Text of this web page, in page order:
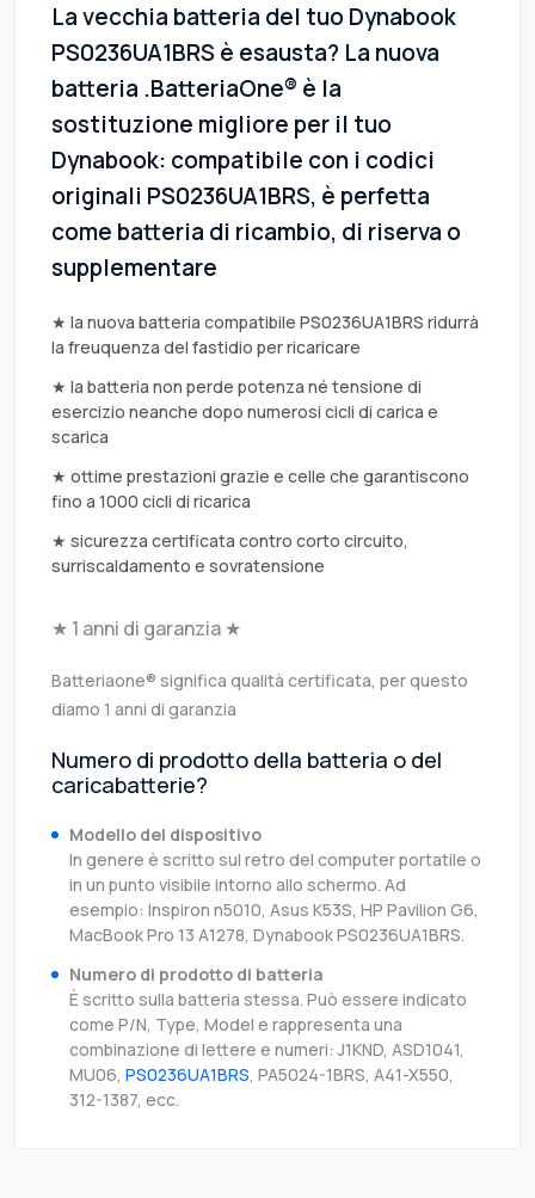
La vecchia batteria del tuo Dynabook
PS0236UA1BRS è esausta? La nuova
batteria .BatteriaOne® è la
sostituzione migliore per il tuo
Dynabook: compatibile con i codici
originali PS0236UA1BRS, è perfetta
come batteria di ricambio, di riserva o
supplementare
★ la nuova batteria compatibile PS0236UA1BRS ridurrà
la freuquenza del fastidio per ricaricare
★ la batteria non perde potenza né tensione di
esercizio neanche dopo numerosi cicli di carica e
scarica
★ ottime prestazioni grazie e celle che garantiscono
fino a 1000 cicli di ricarica
★ sicurezza certificata contro corto circuito,
surriscaldamento e sovratensione
★ 1 anni di garanzia ★
Batteriaone® significa qualità certificata, per questo
diamo 1 anni di garanzia
Numero di prodotto della batteria o del
caricabatterie?
Modello del dispositivo
In genere è scritto sul retro del computer portatile o
in un punto visibile intorno allo schermo. Ad
esempio: Inspiron n5010, Asus K53S, HP Pavilion G6,
MacBook Pro 13 A1278, Dynabook PS0236UA1BRS.
Numero di prodotto di batteria
È scritto sulla batteria stessa. Può essere indicato
come P/N, Type, Model e rappresenta una
combinazione di lettere e numeri: J1KND, ASD1041,
MU06, PS0236UA1BRS, PA5024-1BRS, A41-X550,
312-1387, ecc.